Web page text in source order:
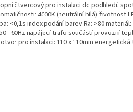
čtvercový pro instalaci do podhledů
4000K (neutrální bílá) životnost
<0,1s index podání barev Ra: >80 materiál:
- 60Hz napájecí trafo součástí provozní
otvor pro instalaci: 110 x 110mm energetická